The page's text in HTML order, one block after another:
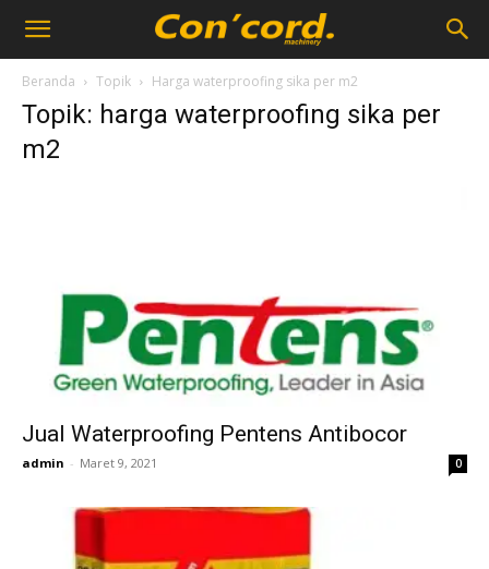
Beranda Topik Harga waterproofing sika per m2
Topik: harga waterproofing sika per
m2
Jual Waterproofing Pentens Antibocor
admin - Maret 9, 2021 0